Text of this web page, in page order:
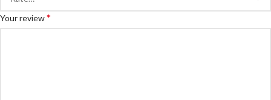
Your review*